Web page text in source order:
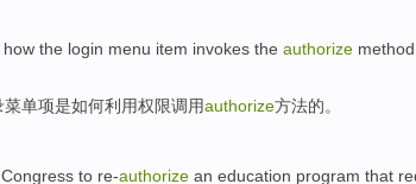
how the login menu item invokes the authorize method
菜单项是如何利用权限调用authorize方法的。
Congress to re-authorize an education program that